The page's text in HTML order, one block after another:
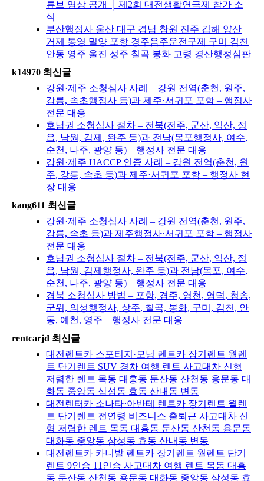
튜브 영상 공개 │ 제2회 대전생활연극제 참가 소
식
부산행정사 울산 대구 경남 창원 진주 김해 양산
거제 통영 밀양 포항 경주음주운전구제 구미 김천
안동 영주 울진 성주 칠곡 봉화 고령 경산행정심판
k14970 최신글
강원·제주 소청심사 사례 – 강원 전역(춘천, 원주,
강릉, 속초행정사 등)과 제주·서귀포 포함 – 행정사
전문 대응
호남권 소청심사 절차 – 전북(전주, 군산, 익산, 정
읍, 남원, 김제, 완주 등)과 전남(목포행정사, 여수,
순천, 나주, 광양 등) – 행정사 전문 대응
강원·제주 HACCP 인증 사례 – 강원 전역(춘천, 원
주, 강릉, 속초 등)과 제주·서귀포 포함 – 행정사 현
장 대응
kang611 최신글
강원·제주 소청심사 사례 – 강원 전역(춘천, 원주,
강릉, 속초 등)과 제주행정사·서귀포 포함 – 행정사
전문 대응
호남권 소청심사 절차 – 전북(전주, 군산, 익산, 정
읍, 남원, 김제행정사, 완주 등)과 전남(목포, 여수,
순천, 나주, 광양 등) – 행정사 전문 대응
경북 소청심사 방법 – 포항, 경주, 영천, 영덕, 청송,
군위, 의성행정사, 상주, 칠곡, 봉화, 구미, 김천, 안
동, 예천, 영주 – 행정사 전문 대응
rentcarjd 최신글
대전렌트카 스포티지·모닝 렌트카 장기렌트 월렌
트 단기렌트 SUV 경차 여행 렌트 사고대차 신형
저렴한 렌트 목동 대흥동 둔산동 산천동 용문동 대
화동 중앙동 삼성동 효동 산내동 변동
대전렌터카 소나타·아반테 렌트카 장기렌트 월렌
트 단기렌트 전연령 비즈니스 출퇴근 사고대차 신
형 저렴한 렌트 목동 대흥동 둔산동 산천동 용문동
대화동 중앙동 삼성동 효동 산내동 변동
대전렌트카 카니발 렌트카 장기렌트 월렌트 단기
렌트 9인승 11인승 사고대차 여행 렌트 목동 대흥
동 둔산동 산천동 용문동 대화동 중앙동 삼성동 효